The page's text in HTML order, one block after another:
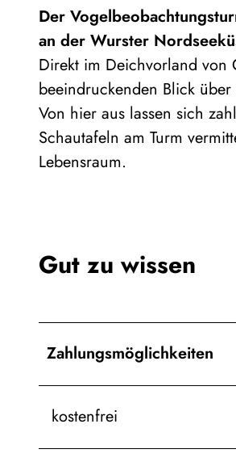
Der
an der Wurster
Direkt im Deichvorland von
beeindruckenden Blick
Von hier aus lassen sich
Schautafeln am Turm
Lebensraum.
Gut zu wissen
Zahlungsmöglichkeiten
kostenfrei